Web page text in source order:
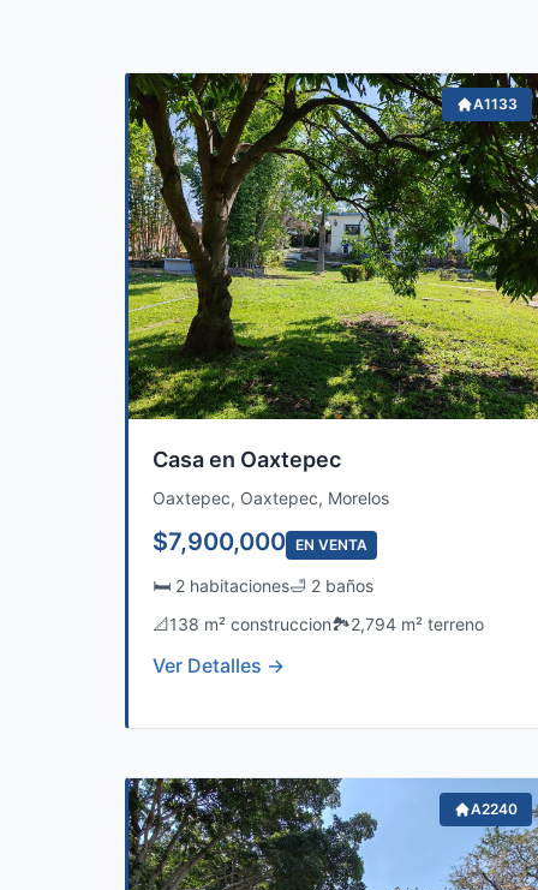
A1133
Casa en Oaxtepec
Oaxtepec, Oaxtepec, Morelos
$7,900,000 EN VENTA
🛏️ 2 habitaciones🛁 2 baños
📐138 m² construccion🏞️2,794 m² terreno
Ver Detalles →
A2240